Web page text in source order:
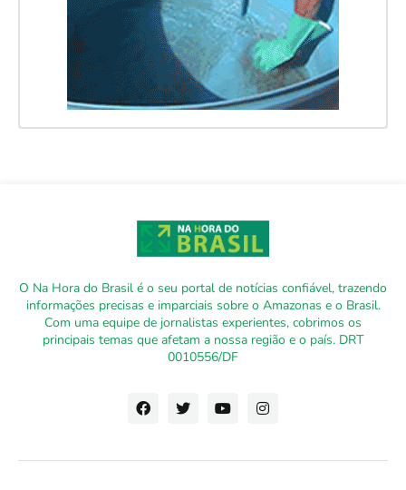
O Na Hora do Brasil é o seu portal de notícias confiável, trazendo
informações precisas e imparciais sobre o Amazonas e o Brasil.
Com uma equipe de jornalistas experientes, cobrimos os
principais temas que afetam a nossa região e o país. DRT
0010556/DF